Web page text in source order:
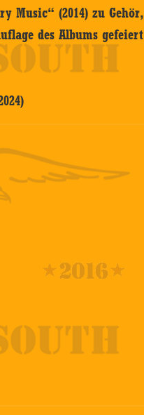
Music“ (2014) zu Gehör,
des Albums gefeiert